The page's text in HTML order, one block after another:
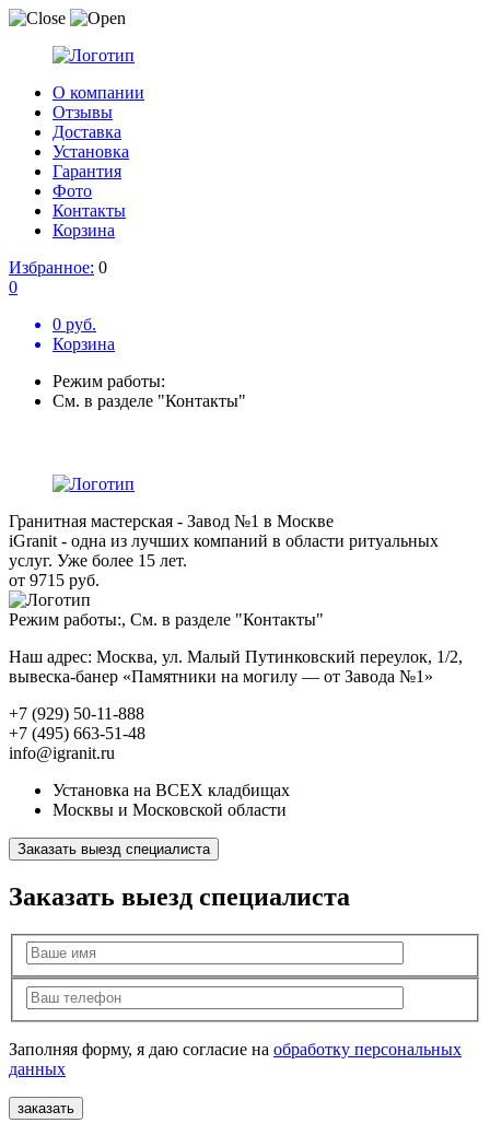
О компании
Отзывы
Доставка
Установка
Гарантия
Фото
Контакты
Корзина
Избранное: 0
0
0 руб.
Корзина
Режим работы:
См. в разделе "Контакты"
Гранитная мастерская - Завод №1 в Москве
iGranit - одна из лучших компаний в области ритуальных
услуг. Уже более 15 лет.
от 9715 руб.
Режим работы:, См. в разделе "Контакты"
Наш адрес: Москва, ул. Малый Путинковский переулок, 1/2,
вывеска-банер «Памятники на могилу — от Завода №1»
+7 (929) 50-11-888
+7 (495) 663-51-48
info@igranit.ru
Установка на ВСЕХ кладбищах
Москвы и Московской области
Заказать выезд специалиста
Заказать выезд специалиста
Заполняя форму, я даю согласие на обработку персональных
данных